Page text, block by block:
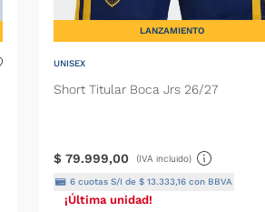
LANZAMIENTO
UNISEX
Short Titular Boca Jrs 26/27
$ 79.999,00 (IVA incluido)
6cuotas S/I de $ 13.333,16con BBVA
¡Última unidad!